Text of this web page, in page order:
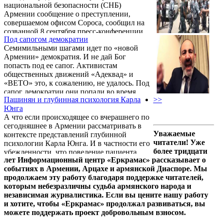
национальной безопасности (СНБ)
Армении сообщение о преступлении,
совершаемом офисом Сороса, сообщил на
созванной 8 сентября пресс-конференции
общественный деятель, учредитель
общественно-политического движения
«ВЕТО» Нарек Малян.
Под сапогом демократии
Семимильными шагами идет по «новой
Армении» демократия. И не дай Бог
попасть под ее сапог. Активистам
общественных движений «Адеквад» и
«ВЕТО» это, к сожалению, не удалось. Под
сапог демократии они попали во время
автопробега по трассе Арташат – Ереван, и
случилось это 13 июля, то есть в тот самый
день, когда правительство и парламентское
большинство совместными усилиями
продлили режим чрезвычайного положения
уже в четвертый раз.
Пашинян и глубинная психология Карла
Юнга
А что если происходящее со вчерашнего по
сегодняшнее в Армении рассматривать в
контексте представлений глубинной
психологии Карла Юнга. И в частности его
убежденности, что поведение пациента
возможно истолковывать через образы
психологических потерь, связанных с его
любимыми игрушками из детства, которые
в том же самом детстве у этого пациента
грубо отобрал (сломал) некто физически
намного сильный.
>>
Уважаемые
читатели! Уже
более тридцати
лет Информационный центр «Еркрамас» рассказывает о
событиях в Армении, Арцахе и армянской Диаспоре. Мы
продолжаем эту работу благодаря поддержке читателей,
которым небезразличны судьба армянского народа и
независимая журналистика. Если вы цените нашу работу
и хотите, чтобы «Еркрамас» продолжал развиваться, вы
можете поддержать проект добровольным взносом.